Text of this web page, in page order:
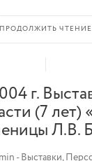
ПРОДОЛЖИТЬ ЧТЕНИЕ
г.
(7 лет)
Л.В.
-Выставки,